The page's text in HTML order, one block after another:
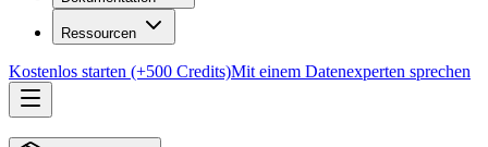
Ressourcen
Kostenlos starten (+500 Credits)Mit einem Datenexperten sprechen